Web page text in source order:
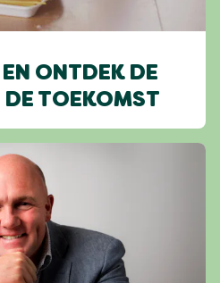
ONTDEK DE
DE TOEKOMST